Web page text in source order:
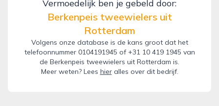
Vermoedelijk ben je gebeld door:
Berkenpeis tweewielers uit
Rotterdam
Volgens onze database is de kans groot dat het
telefoonnummer 0104191945 of +31 10 419 1945 van
de Berkenpeis tweewielers uit Rotterdam is.
Meer weten? Lees hieralles over dit bedrijf.